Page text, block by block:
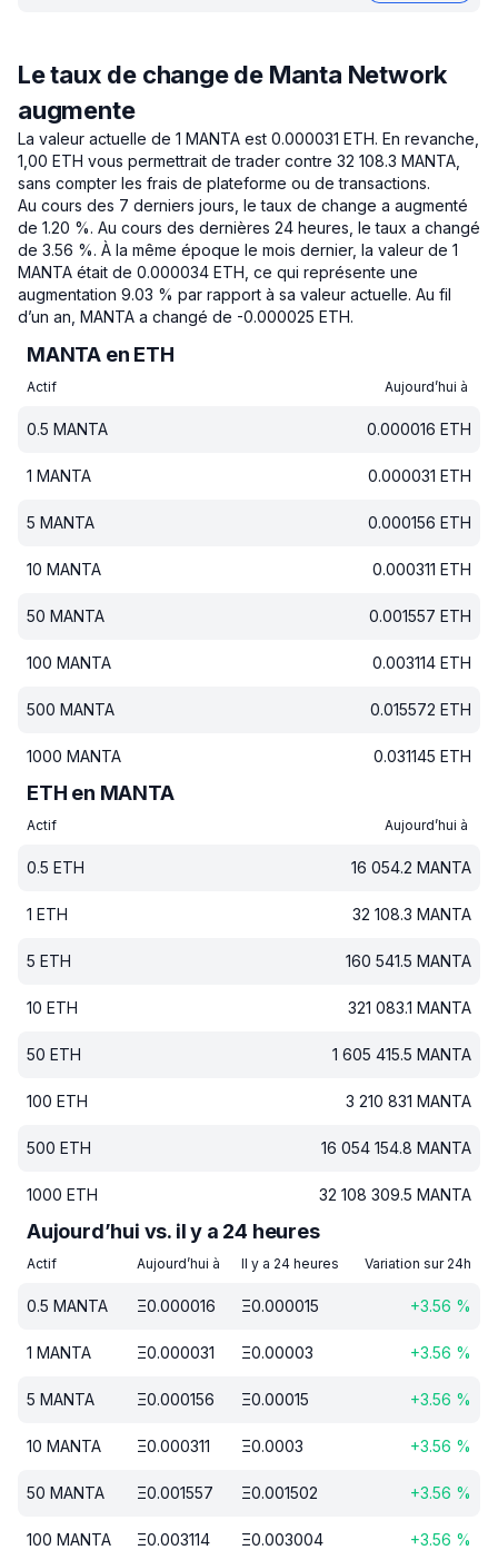
Le taux de change de Manta Network
augmente
La valeur actuelle de 1 MANTA est 0.000031 ETH. En revanche,
1,00 ETH vous permettrait de trader contre 32 108.3 MANTA,
sans compter les frais de plateforme ou de transactions.
Au cours des 7 derniers jours, le taux de change a augmenté
de 1.20 %. Au cours des dernières 24 heures, le taux a changé
de 3.56 %. À la même époque le mois dernier, la valeur de 1
MANTA était de 0.000034 ETH, ce qui représente une
augmentation 9.03 % par rapport à sa valeur actuelle. Au fil
d’un an, MANTA a changé de -0.000025 ETH.
MANTA en ETH
Actif Aujourd’hui à
0.5 MANTA 0.000016 ETH
1 MANTA 0.000031 ETH
5 MANTA 0.000156 ETH
10 MANTA 0.000311 ETH
50 MANTA 0.001557 ETH
100 MANTA 0.003114 ETH
500 MANTA 0.015572 ETH
1000 MANTA 0.031145 ETH
ETH en MANTA
Actif Aujourd’hui à
0.5 ETH 16 054.2 MANTA
1 ETH 32 108.3 MANTA
5 ETH 160 541.5 MANTA
10 ETH 321 083.1 MANTA
50 ETH 1 605 415.5 MANTA
100 ETH 3 210 831 MANTA
500 ETH 16 054 154.8 MANTA
1000 ETH 32 108 309.5 MANTA
Aujourd’hui vs. il y a 24 heures
Actif Aujourd’hui à Il y a 24 heures Variation sur 24h
0.5 MANTA Ξ0.000016 Ξ0.000015 +3.56 %
1 MANTA Ξ0.000031 Ξ0.00003 +3.56 %
5 MANTA Ξ0.000156 Ξ0.00015 +3.56 %
10 MANTA Ξ0.000311 Ξ0.0003 +3.56 %
50 MANTA Ξ0.001557 Ξ0.001502 +3.56 %
100 MANTA Ξ0.003114 Ξ0.003004 +3.56 %